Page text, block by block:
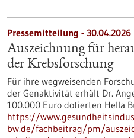
Pressemitteilung - 30.04.2026
Auszeichnung für
der Krebsforschung
Für ihre wegweisenden
der Genaktivität erhält Dr.
100.000 Euro dotierten Hella
https://
bw.de/fachbeitrag/pm/